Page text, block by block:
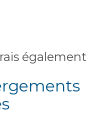
également